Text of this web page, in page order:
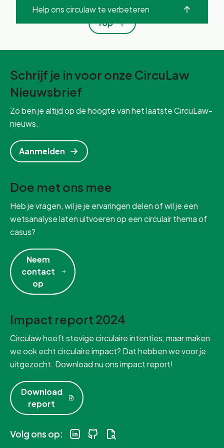
Help ons circulaw te verbeteren
Top
Schrijf je in voor onze CircuLaw
Nieuwsbrief
Zo ben je altijd op de hoogte van het laatste CircuLaw-
nieuws.
Aanmelden
Doe met ons mee
Heb je vragen, wil je je ervaringen delen of wil je een
wetsanalyse laten uitvoeren op een circulair thema of
casus?
Neem
contact
op
Impact report 2024
Circulaw heeft stevige circulaire intenties, maar maken
we ook echt circulaire impact? Dat hebben we voor je
uitgezocht. Download nu ons impact report!
Download
report
Volg ons op: